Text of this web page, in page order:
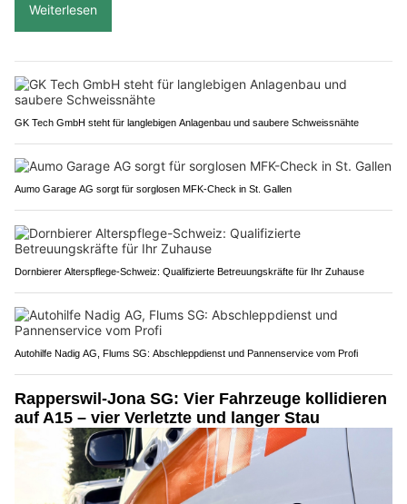
Weiterlesen
GK Tech GmbH steht für langlebigen Anlagenbau und saubere Schweissnähte
Aumo Garage AG sorgt für sorglosen MFK-Check in St. Gallen
Dornbierer Alterspflege-Schweiz: Qualifizierte Betreuungskräfte für Ihr Zuhause
Autohilfe Nadig AG, Flums SG: Abschleppdienst und Pannenservice vom Profi
Rapperswil-Jona SG: Vier Fahrzeuge kollidieren
auf A15 – vier Verletzte und langer Stau